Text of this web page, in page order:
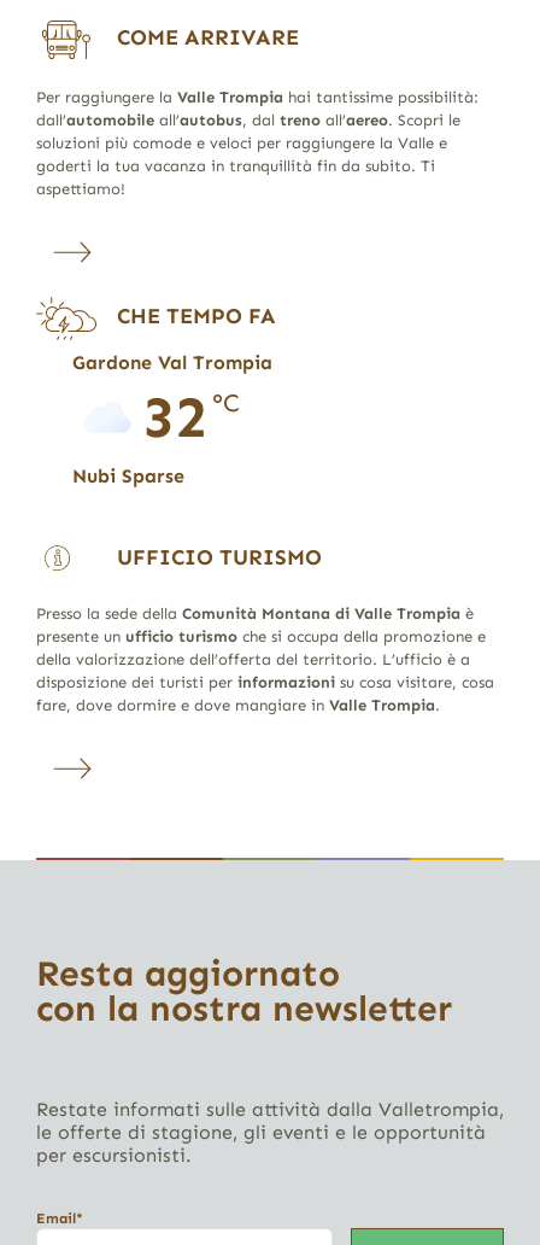
COME ARRIVARE
Per raggiungere la Valle Trompia hai tantissime possibilità:
dall’automobileall’autobus, dal trenoall’aereo. Scopri le
soluzioni più comode e veloci per raggiungere la Valle e
goderti la tua vacanza in tranquillità fin da subito. Ti
aspettiamo!
CHE TEMPO FA
Gardone Val Trompia
32 °C
Nubi Sparse
UFFICIO TURISMO
Presso la sede della Comunità Montana di Valle Trompia è
presente un ufficio turismoche si occupa della promozione e
della valorizzazione dell’offerta del territorio. L’ufficio è a
disposizione dei turisti per informazionisu cosa visitare, cosa
fare, dove dormire e dove mangiare in Valle Trompia.
Resta aggiornato
con la nostra newsletter
Restate informati sulle attività dalla Valletrompia,
le offerte di stagione, gli eventi e le opportunità
per escursionisti.
Email*